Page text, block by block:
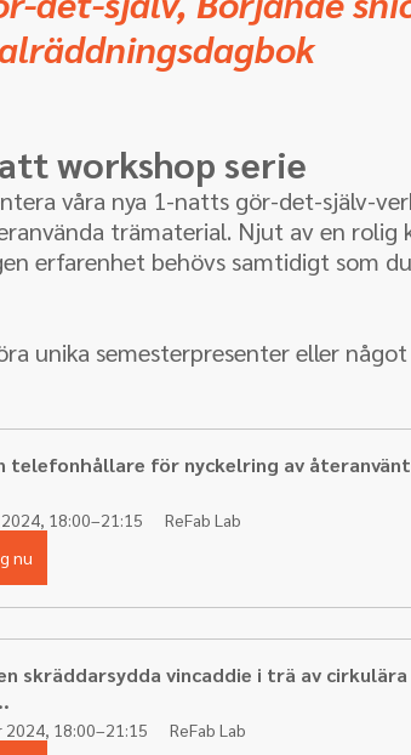
workshop serie
våra nya 1-natts gör-det-själv-
trämaterial. Njut av en rolig
erfarenhet behövs samtidigt som
unika semesterpresenter eller
telefonhållare för nyckelring av
18:00–21:15
ReFab Lab
nu
skräddarsydda vincaddie i trä av
2024, 18:00–21:15
ReFab Lab